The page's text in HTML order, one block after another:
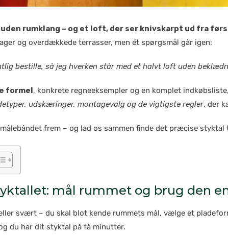
rumklang – og et loft, der ser knivskarpt ud fra
og overdækkede terrasser, men ét spørgsmål går igen:
bestille, så jeg hverken står med et halvt loft uden
formel, konkrete regneeksempler og en komplet
udskæringer, montagevalg og de vigtigste regler, der
frem – og lad os sammen finde det præcise
mål rummet og brug den
svært – du skal blot kende rummets mål, vælge et
du har dit styktal på få minutter.